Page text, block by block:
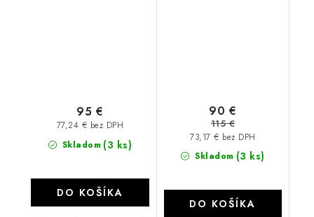
Skladom (3 ks)
77,24 € bez DPH
95 €
DO KOŠÍKA
Skladom (3 ks)
73,17 € bez DPH
90 €
115 €
DO KOŠÍKA